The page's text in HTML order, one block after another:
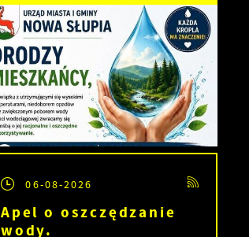
06-08-2026
Apel o oszczędzanie
wody.